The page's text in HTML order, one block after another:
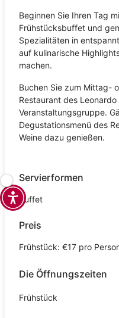
Beginnen Sie Ihren Tag
Frühstücksbuffet und
Spezialitäten in
auf kulinarische
machen.
Buchen Sie zum Mittag-
Restaurant des
Veranstaltungsgruppe.
Degustationsmenü des
Weine dazu genießen.
Servierformen
Buffet
Preis
Frühstück: €17 pro
Die Öffnungszeiten
Frühstück